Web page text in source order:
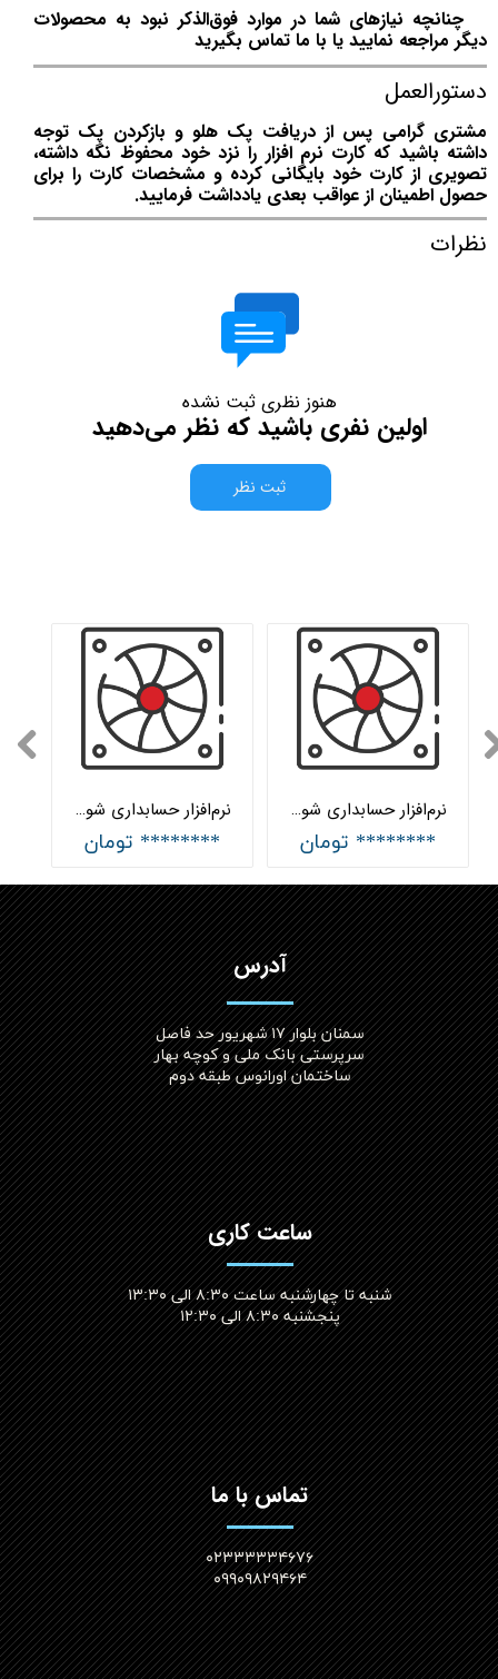
چنانچه نیازهای شما در موارد فوق‌الذکر نبود به محصولات
دیگر مراجعه نمایید یا با ما تماس بگیرید
دستورالعمل
مشتری گرامی پس از دریافت پک هلو و بازکردن پک توجه
داشته باشید که کارت نرم افزار را نزد خود محفوظ نگه داشته،
تصویری از کارت خود بایگانی کرده و مشخصات کارت را برای
حصول اطمینان از عواقب بعدی یادداشت فرمایید.
نظرات
هنوز نظری ثبت نشده
اولین نفری باشید که نظر می‌دهید
ثبت نظر
نرم‌افزار حسابداری شوفاژ و تهویه مطبوع پیشرفته هلو APEX
******** تومان
نرم‌افزار حسابداری شوفاژ و تهویه مطبوع جامع هلو APEX
******** تومان
آدرس
سمنان بلوار ۱۷ شهریور حد فاصل
سرپرستی بانک ملی و کوچه بهار
ساختمان اورانوس طبقه دوم
ساعت کاری
شنبه تا چهارشنبه ساعت ۸:۳۰ الی ۱۳:۳۰
پنجشنبه ۸:۳۰ الی ۱۲:۳۰​​​​​​​
تماس با ما
۰۲۳۳۳۳۳۴۶۷۶
۰۹۹۰۹۸۲۹۴۶۴